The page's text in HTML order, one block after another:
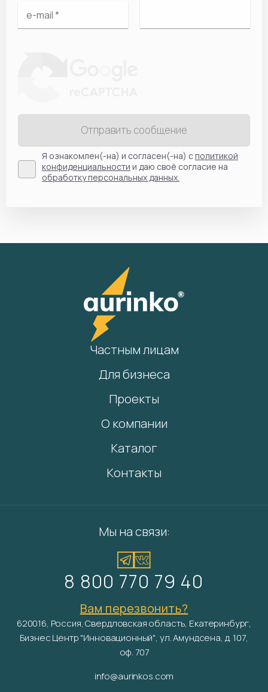
Отправить сообщение
Я ознакомлен(-на) и согласен(-на) сполитикой
конфиденциальности и даю своё согласие на
обработку персональных данных.
Частным лицам
Для бизнеса
Проекты
О компании
Каталог
Контакты
Мы на связи:
8 800 770 79 40
Вам перезвонить?
620016, Россия, Свердловская область, Екатеринбург,
Бизнес Центр "Инновационный", ул. Амундсена, д. 107,
оф. 707
info@aurinkos.com